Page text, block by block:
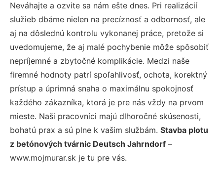
Neváhajte a ozvite sa nám ešte dnes. Pri realizácií
služieb dbáme nielen na precíznosť a odbornosť, ale
aj na dôslednú kontrolu vykonanej práce, pretože si
uvedomujeme, že aj malé pochybenie môže spôsobiť
nepríjemné a zbytočné komplikácie. Medzi naše
firemné hodnoty patrí spoľahlivosť, ochota, korektný
prístup a úprimná snaha o maximálnu spokojnosť
každého zákazníka, ktorá je pre nás vždy na prvom
mieste. Naši pracovníci majú dlhoročné skúsenosti,
bohatú prax a sú plne k vašim službám. Stavba plotu
z betónových tvárnic Deutsch Jahrndorf –
www.mojmurar.sk je tu pre vás.